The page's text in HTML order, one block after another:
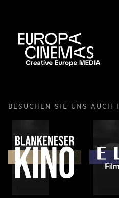
BESUCHEN SIE UNS AUCH